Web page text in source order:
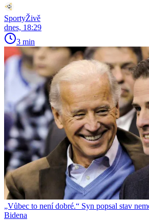
SportyŽivě
dnes, 18:29
3 min
„Vůbec to není dobré.“ Syn popsal stav
Bidena